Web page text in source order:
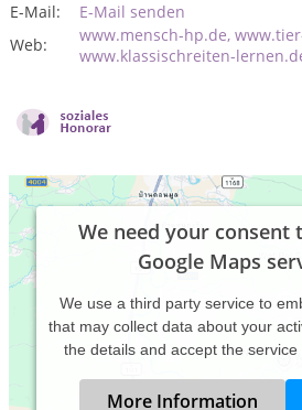
E-Mail:
E-Mail senden
Web:
www.mensch-hp.de,
www.klassischreiten-
We need your consent
Google Maps
We use a third party service to
that may collect data about your
the details and accept the service
More Information